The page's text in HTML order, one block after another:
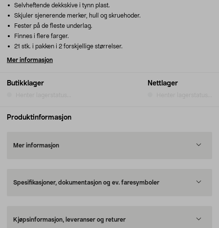
Butikklager Nettlager
Selvheftende dekkskive i tynn plast.
Skjuler sjenerende merker, hull og skruehoder.
Fester på de fleste underlag.
Finnes i flere farger.
21 stk. i pakken i 2 forskjellige størrelser.
Mer informasjon
Produktinformasjon
Mer informasjon
Spesifikasjoner, dokumentasjon og ev. faresymboler
Kjøpsinformasjon, leveranser og returer